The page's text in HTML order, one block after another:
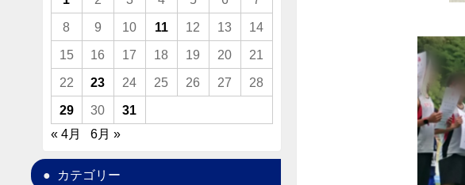
8 9 10 11 12 13 14
15 16 17 18 19 20 21
22 23 24 25 26 27 28
29 30
31
« 4月
6月 »
カテゴリー